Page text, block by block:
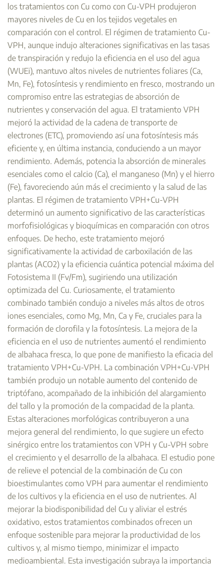
los tratamientos con Cu como con Cu-VPH produjeron
mayores niveles de Cu en los tejidos vegetales en
comparación con el control. El régimen de tratamiento Cu-
VPH, aunque indujo alteraciones significativas en las tasas
de transpiración y redujo la eficiencia en el uso del agua
(WUEi), mantuvo altos niveles de nutrientes foliares (Ca,
Mn, Fe), fotosíntesis y rendimiento en fresco, mostrando un
compromiso entre las estrategias de absorción de
nutrientes y conservación del agua. El tratamiento VPH
mejoró la actividad de la cadena de transporte de
electrones (ETC), promoviendo así una fotosíntesis más
eficiente y, en última instancia, conduciendo a un mayor
rendimiento. Además, potencia la absorción de minerales
esenciales como el calcio (Ca), el manganeso (Mn) y el hierro
(Fe), favoreciendo aún más el crecimiento y la salud de las
plantas. El régimen de tratamiento VPH+Cu-VPH
determinó un aumento significativo de las características
morfofisiológicas y bioquímicas en comparación con otros
enfoques. De hecho, este tratamiento mejoró
significativamente la actividad de carboxilación de las
plantas (ACO2) y la eficiencia cuántica potencial máxima del
Fotosistema II (Fv/Fm), sugiriendo una utilización
optimizada del Cu. Curiosamente, el tratamiento
combinado también condujo a niveles más altos de otros
iones esenciales, como Mg, Mn, Ca y Fe, cruciales para la
formación de clorofila y la fotosíntesis. La mejora de la
eficiencia en el uso de nutrientes aumentó el rendimiento
de albahaca fresca, lo que pone de manifiesto la eficacia del
tratamiento VPH+Cu-VPH. La combinación VPH+Cu-VPH
también produjo un notable aumento del contenido de
triptófano, acompañado de la inhibición del alargamiento
del tallo y la promoción de la compacidad de la planta.
Estas alteraciones morfológicas contribuyeron a una
mejora general del rendimiento, lo que sugiere un efecto
sinérgico entre los tratamientos con VPH y Cu-VPH sobre
el crecimiento y el desarrollo de la albahaca. El estudio pone
de relieve el potencial de la combinación de Cu con
bioestimulantes como VPH para aumentar el rendimiento
de los cultivos y la eficiencia en el uso de nutrientes. Al
mejorar la biodisponibilidad del Cu y aliviar el estrés
oxidativo, estos tratamientos combinados ofrecen un
enfoque sostenible para mejorar la productividad de los
cultivos y, al mismo tiempo, minimizar el impacto
medioambiental. Esta investigación subraya la importancia